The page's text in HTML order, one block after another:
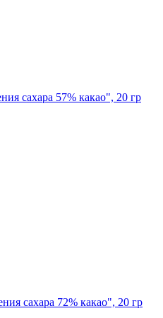
сахара 57% какао", 20 гр
сахара 72% какао", 20 гр